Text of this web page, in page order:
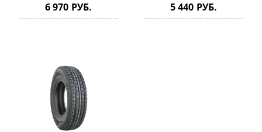
6 970 РУБ. 5 440 РУБ.